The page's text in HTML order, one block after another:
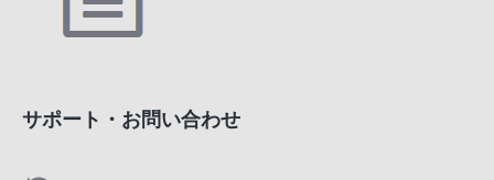
サポート・お問い合わせ